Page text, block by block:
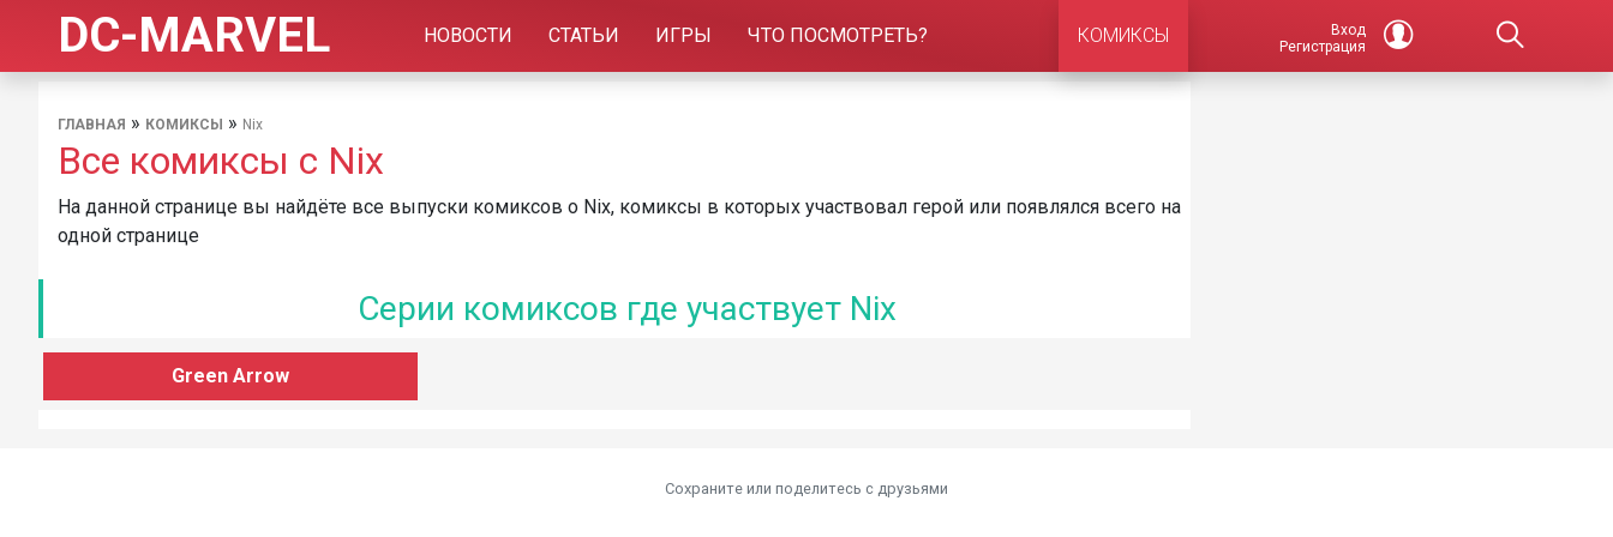
DC-MARVEL НОВОСТИ СТАТЬИ ИГРЫ ЧТО ПОСМОТРЕТЬ? КОМИКСЫ
Вход
Регистрация
ГЛАВНАЯ » КОМИКСЫ » Nix
Все комиксы с Nix
На данной странице вы найдёте все выпуски комиксов о Nix, комиксы в которых участвовал герой или появлялся всего на
одной странице
Серии комиксов где участвует Nix
Green Arrow
Сохраните или поделитесь c друзьями